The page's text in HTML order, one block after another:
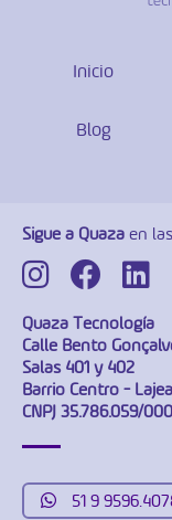
Inicio
Blog
Sigue a Quazaen
Quaza Tecnología
Calle Bento
Salas 401 y 402
Barrio Centro -
CNPJ 35.786.059/
51 9